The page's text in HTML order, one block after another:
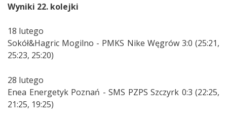
Wyniki 22. kolejki
18 lutego
Sokół&Hagric Mogilno - PMKS Nike Węgrów 3:0 (25:21,
25:23, 25:20)
28 lutego
Enea Energetyk Poznań - SMS PZPS Szczyrk 0:3 (22:25,
21:25, 19:25)